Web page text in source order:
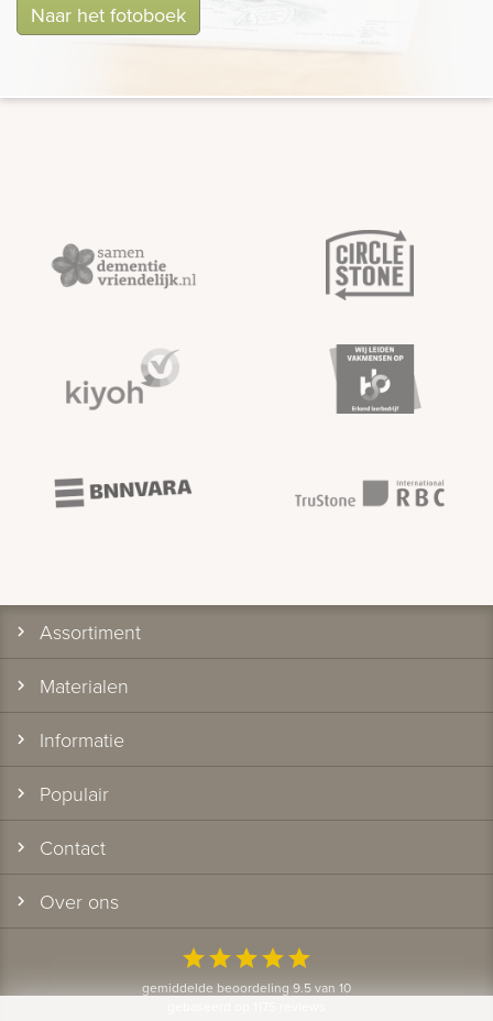
Naar het fotoboek
Assortiment
Materialen
Informatie
Populair
Contact
Over ons
starstarstarstarstar
gemiddelde beoordeling 9.5 van 10